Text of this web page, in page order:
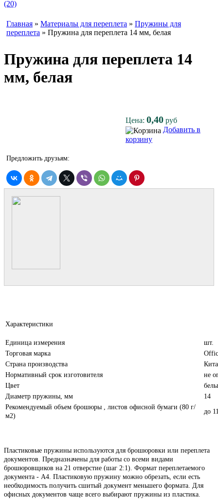
(20)
Главная » Материалы для переплета » Пружины для
переплета » Пружина для переплета 14 мм, белая
Пружина для переплета 14
мм, белая
Цена: 0,40 руб
Добавить в
корзину
Предложить друзьям:
Характеристики
Единица измерения
шт.
Торговая марка
Страна производства
Нормативный срок изготовителя
не
Цвет
Диаметр пружины, мм
14
Рекомендуемый объем брошюры , листов офисной бумаги (80 г/
м2)
до
Пластиковые пружины используются для брошюровки или переплета
документов. Предназначены для работы со всеми видами
брошюровщиков на 21 отверстие (шаг 2:1). Формат переплетаемого
документа - А4. Пластиковую пружину можно обрезать, если есть
необходимость получить сшитый документ меньшего формата. Для
офисных документов чаще всего выбирают пружины из пластика.